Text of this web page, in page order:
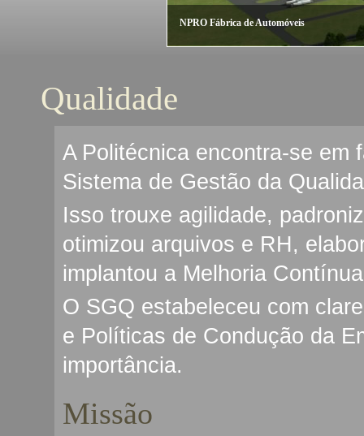
NPRO Fábrica de Automóveis
ALATUR Head-Office
Qualidade
A Politécnica encontra-se em
Sistema de Gestão da
Isso trouxe agilidade,
otimizou arquivos e RH,
implantou a Melhoria
O SGQ estabeleceu com
e Políticas de Condução da
importância.
Missão